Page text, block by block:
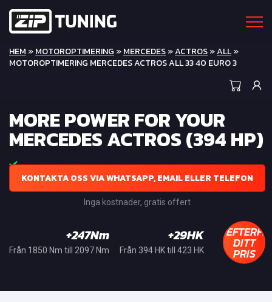
HEM »MOTOROPTIMERING »MERCEDES»ACTROS»ALL»
MOTOROPTIMERING MERCEDES ACTROS ALL 33 40 EURO 3
MORE POWER FOR YOUR
MERCEDES ACTROS (394 HP)
KONTAKTA OSS VIA WHATSAPP, EMAIL ELLER TELEFON
Inga kostnader, gratis offert
+247Nm
Från 1850 Nm till 2097 Nm
+29HK
Från 394 HK till 423 HK DITT
PRIS